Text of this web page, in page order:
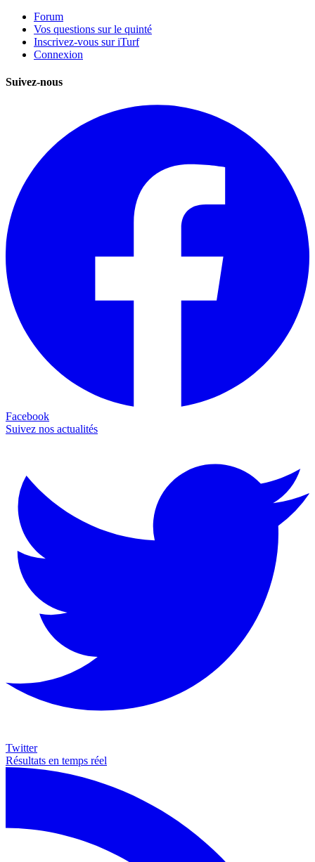
Forum
Vos questions sur le quinté
Inscrivez-vous sur iTurf
Connexion
Suivez-nous
Facebook
Suivez nos actualités
Twitter
Résultats en temps réel